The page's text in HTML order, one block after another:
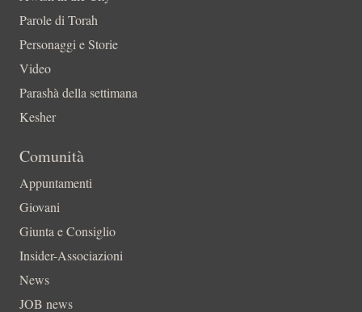
Parole di Torah
Personaggi e Storie
Video
Parashà della settimana
Kesher
Comunità
Appuntamenti
Giovani
Giunta e Consiglio
Insider-Associazioni
News
JOB news